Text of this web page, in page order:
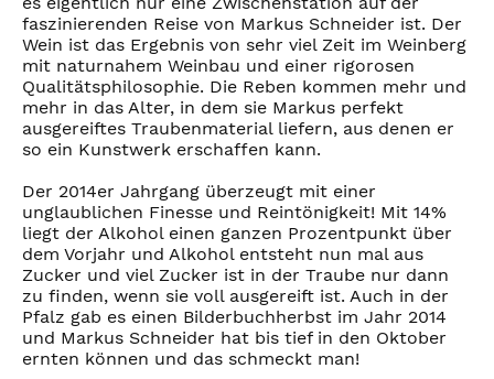
faszinierenden Reise von Markus Schneider ist. Der
Wein ist das Ergebnis von sehr viel Zeit im Weinberg
mit naturnahem Weinbau und einer rigorosen
Qualitätsphilosophie. Die Reben kommen mehr und
mehr in das Alter, in dem sie Markus perfekt
ausgereiftes Traubenmaterial liefern, aus denen er
so ein Kunstwerk erschaffen kann.
Der 2014er Jahrgang überzeugt mit einer
unglaublichen Finesse und Reintönigkeit! Mit 14%
liegt der Alkohol einen ganzen Prozentpunkt über
dem Vorjahr und Alkohol entsteht nun mal aus
Zucker und viel Zucker ist in der Traube nur dann
zu finden, wenn sie voll ausgereift ist. Auch in der
Pfalz gab es einen Bilderbuchherbst im Jahr 2014
und Markus Schneider hat bis tief in den Oktober
ernten können und das schmeckt man!